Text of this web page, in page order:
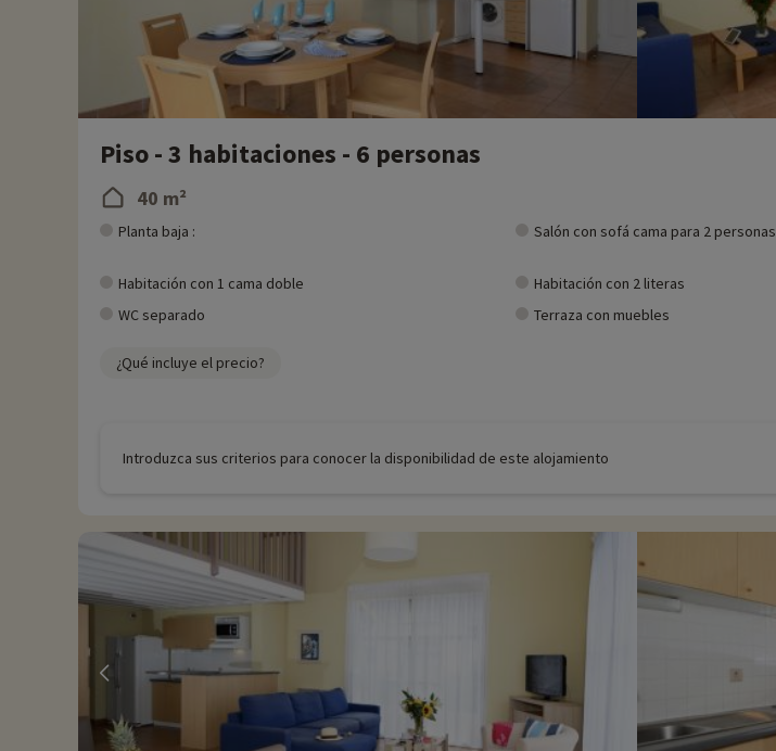
Piso - 3 habitaciones - 6 personas
40 m²
Planta baja : Salón con sofá cama para 2 personas
Habitación con 1 cama doble
Habitación con 2 literas
WC separado
Terraza con muebles
¿Qué incluye el precio?
Introduzca sus criterios para conocer la disponibilidad de este alojamiento